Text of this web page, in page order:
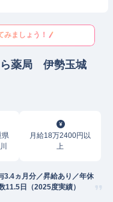
みましょう！
ら薬局 伊勢玉城
県
月給18万2400円以
上
3.4ヵ月分／昇給あり／年休
11.5日（2025度実績）